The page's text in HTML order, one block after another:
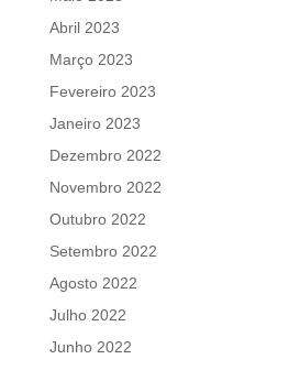
Abril 2023
Março 2023
Fevereiro 2023
Janeiro 2023
Dezembro 2022
Novembro 2022
Outubro 2022
Setembro 2022
Agosto 2022
Julho 2022
Junho 2022